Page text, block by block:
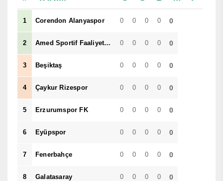
1 Corendon Alanyaspor 0 0 0 0 0
2 Amed Sportif Faaliyetler 0 0 0 0 0
3 Beşiktaş 0 0 0 0 0
4 Çaykur Rizespor 0 0 0 0 0
5 Erzurumspor FK 0 0 0 0 0
6 Eyüpspor 0 0 0 0 0
7 Fenerbahçe 0 0 0 0 0
8 Galatasaray 0 0 0 0 0